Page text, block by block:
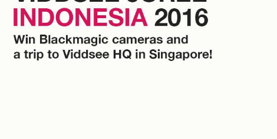
Inspirasi Persahabatan
Saluran
Tonton film-film pendek pemenang
penghargaan dari berbagai film festival,
kompetisi, sekolah film, dan banyak lagi